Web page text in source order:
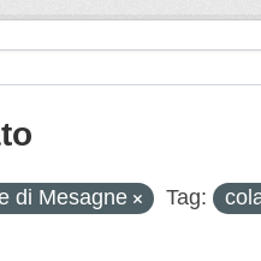
di Mesagne Tag: